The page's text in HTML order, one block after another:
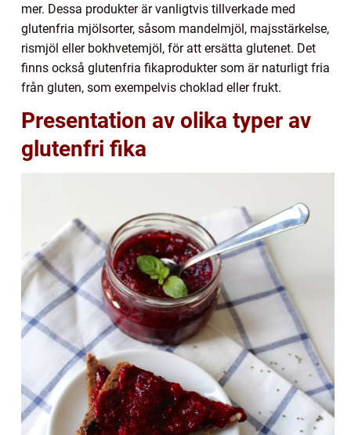
mer. Dessa produkter är vanligtvis tillverkade med
glutenfria mjölsorter, såsom mandelmjöl, majsstärkelse,
rismjöl eller bokhvetemjöl, för att ersätta glutenet. Det
finns också glutenfria fikaprodukter som är naturligt fria
från gluten, som exempelvis choklad eller frukt.
Presentation av olika typer av
glutenfri fika